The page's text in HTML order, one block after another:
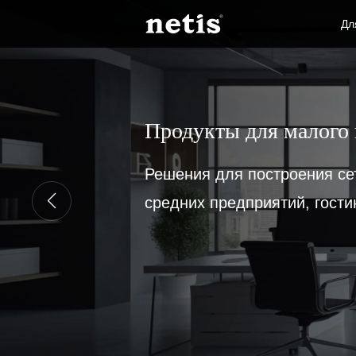
Продукты для малого
Решения для построения
средних предприятий,